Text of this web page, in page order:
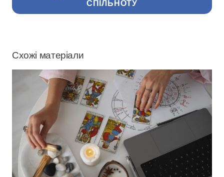
СПІЛЬНОТУ
Схожі матеріали